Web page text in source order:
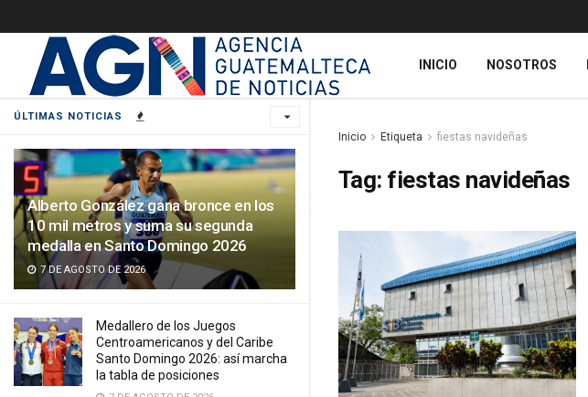
ÚLTIMAS NOTICIAS
Alberto González gana bronce en los
10 mil metros y suma su segunda
medalla en Santo Domingo 2026
7 DE AGOSTO DE 2026
Medallero de los Juegos
Centroamericanos y del Caribe
Santo Domingo 2026: así marcha
la tabla de posiciones
INICIO NOSOTROS
Inicio Etiqueta fiestas navideñas
Tag: fiestas navideñas